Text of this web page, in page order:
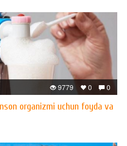
0
0
9779
organizmi uchun foyda va